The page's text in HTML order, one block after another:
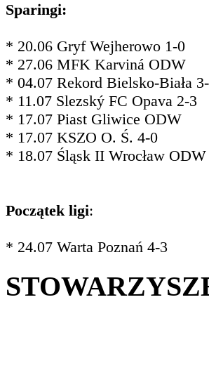
Sparingi:
* 20.06 Gryf Wejherowo 1-0
* 27.06 MFK Karviná ODW
* 04.07 Rekord Bielsko-Biała
* 11.07 Slezský FC Opava 2-3
* 17.07 Piast Gliwice ODW
* 17.07 KSZO O. Ś. 4-0
* 18.07 Śląsk II Wrocław ODW
Początek ligi:
* 24.07 Warta Poznań 4-3